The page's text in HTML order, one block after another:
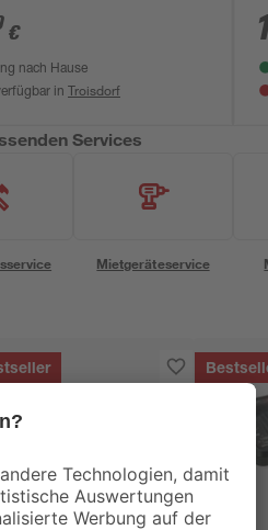
€
nach Hause
in Troisdorf
Services
Mietgeräteservice